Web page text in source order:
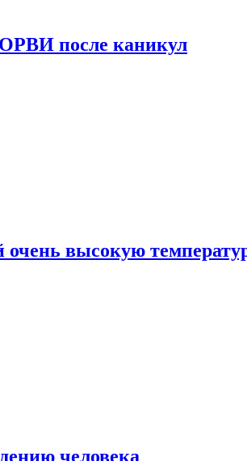
после каникул
высокую
человека